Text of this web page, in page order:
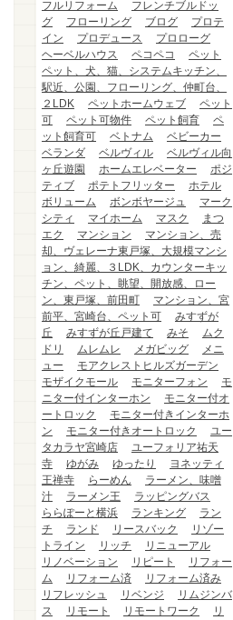
フルリフォーム
フレンチブルドッ
グ
フローリング ブログ
プロテ
イン
プロデュース
プロローグ
ヘーベルハウス
ペコペコ
ペット
ペット、犬、猫、システムキッチン、
駅近、公園、フローリング、仲町台、
２LDK
ペットホームウェブ
ペット
可
ペット可物件 ペット飼育
ペ
ット飼育可
ベトナム
ベビーカー
ベランダ
ベルヴィル
ベルヴィル向
ヶ丘遊園
ホームエレベーター
ポジ
ティブ
ポテトフリッター
ホテル
ボリューム
ボンボヤージュ
マーク
シティ
マイホーム マスク
まつ
エク
マンション
マンション、売
却、ヴェレーナ東戸塚、大規模マンシ
ョン、綺麗、３LDK、カウンターキッ
チン、ペット、眺望、開放感、ロー
ン、東戸塚、前田町
マンション、宮
前平、宮崎台、ペット可
みすずが
丘
みすずが丘戸建て みそ
ムク
ドリ
ムレムレ メガビッグ
メニ
ュー
モアクレストヒルズガーデン
モザイクモール
モニターフォン
モ
ニター付インターホン
モニター付オ
ートロック
モニター付きインターホ
ン
モニター付きオートロック
ユー
タカラヤ宮崎店
ユーフォリア祐天
寺
ゆがみ ゆったり
ヨネッティ
王禅寺
らーめん
ラーメン、味噌
汁
ラーメン王
ラッピングバス
ららぽーと横浜
ランキング
ラン
チ
ランド リースバック
リゾー
トライン
リッチ
リニューアル
リノベーション
リピート
リフォー
ム
リフォーム済
リフォーム済み
リフレッシュ
リベンジ
リムジンバ
ス
リモート リモートワーク
リ